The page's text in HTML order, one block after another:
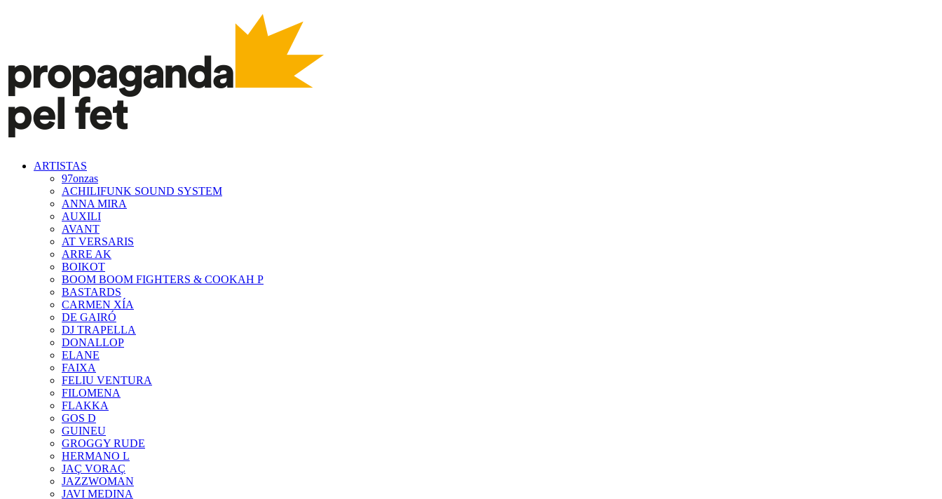
ARTISTAS
97onzas
ACHILIFUNK SOUND SYSTEM
ANNA MIRA
AUXILI
AVANT
AT VERSARIS
ARRE AK
BOIKOT
BOOM BOOM FIGHTERS & COOKAH P
BASTARDS
CARMEN XÍA
DE GAIRÓ
DJ TRAPELLA
DONALLOP
ELANE
FAIXA
FELIU VENTURA
FILOMENA
FLAKKA
GOS D
GUINEU
GROGGY RUDE
HERMANO L
JAÇ VORAÇ
JAZZWOMAN
JAVI MEDINA